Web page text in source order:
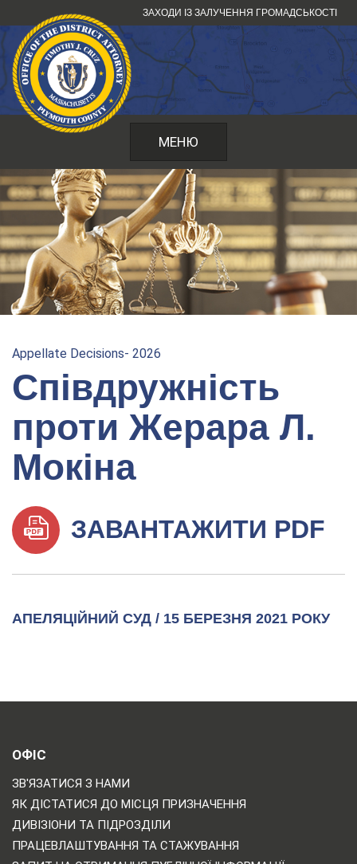
до
змісту
ЗАХОДИ ІЗ ЗАЛУЧЕННЯ ГРОМАДСЬКОСТІ
МЕНЮ
Appellate Decisions- 2026
Співдружність
проти Жерара Л.
Мокіна
ЗАВАНТАЖИТИ PDF
АПЕЛЯЦІЙНИЙ СУД / 15 БЕРЕЗНЯ 2021 РОКУ
ОФІС
ЗВ'ЯЗАТИСЯ З НАМИ
ЯК ДІСТАТИСЯ ДО МІСЦЯ ПРИЗНАЧЕННЯ
ДИВІЗІОНИ ТА ПІДРОЗДІЛИ
ПРАЦЕВЛАШТУВАННЯ ТА СТАЖУВАННЯ